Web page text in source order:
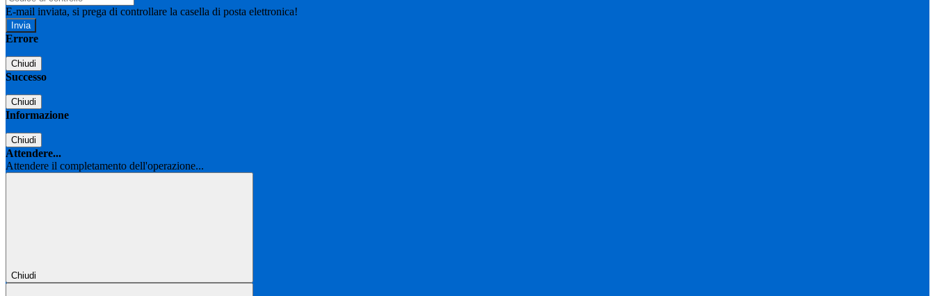
E-mail inviata, si prega di controllare la casella di posta elettronica!
Errore
Chiudi
Successo
Chiudi
Informazione
Chiudi
Attendere...
Attendere il completamento dell'operazione...
Chiudi